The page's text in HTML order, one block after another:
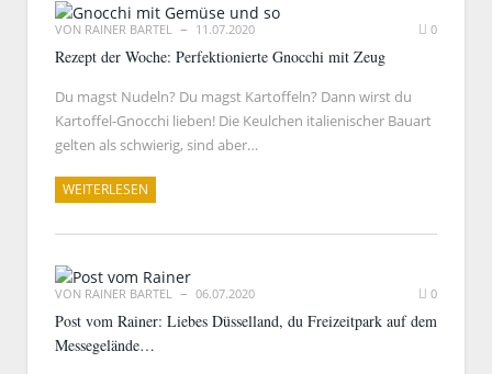
VON RAINER BARTEL 11.07.2020 0
Rezept der Woche: Perfektionierte Gnocchi mit Zeug
Du magst Nudeln? Du magst Kartoffeln? Dann wirst du
Kartoffel-Gnocchi lieben! Die Keulchen italienischer Bauart
gelten als schwierig, sind aber…
WEITERLESEN
VON RAINER BARTEL 06.07.2020 0
Post vom Rainer: Liebes Düsselland, du Freizeitpark auf dem
Messegelände…